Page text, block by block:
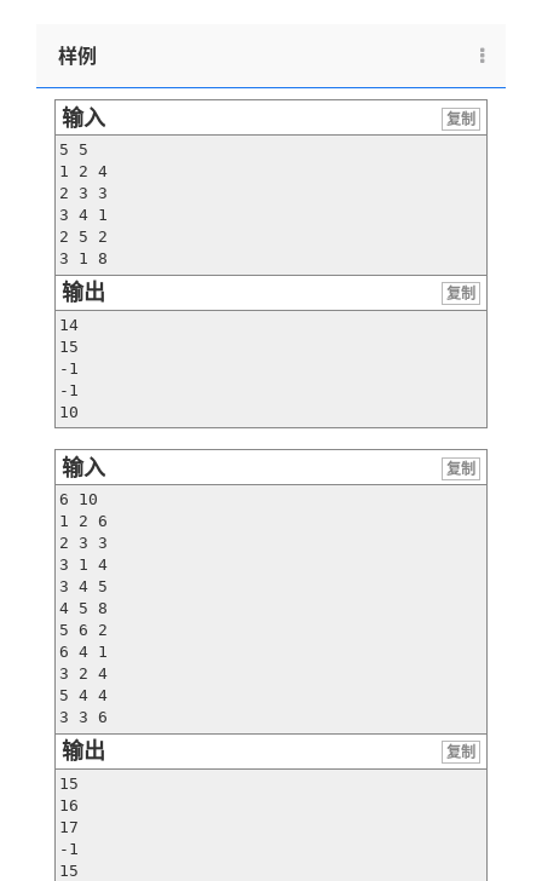
样例
输入
复制
5 5
1 2 4
2 3 3
3 4 1
2 5 2
3 1 8
输出
复制
14
15
-1
-1
10
输入
复制
6 10
1 2 6
2 3 3
3 1 4
3 4 5
4 5 8
5 6 2
6 4 1
3 2 4
5 4 4
3 3 6
输出
复制
15
16
17
-1
15